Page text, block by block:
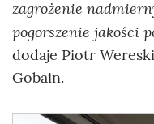
zagrożenie
pogorszenie jakości
dodaje Piotr
Gobain.